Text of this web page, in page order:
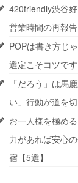
420friendly渋谷
営業時間の再報告
POPは書き方じ
選定こそコツです
「だろう」は馬
い」行動が道を切
お一人様を極め
力があれば安心
宿【5選】